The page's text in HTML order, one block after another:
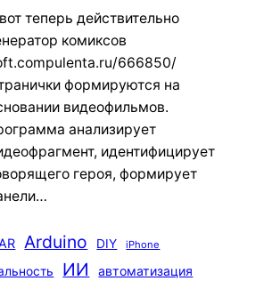
теперь действительно
комиксов
666850/
формируются на
видеофильмов.
анализирует
идентифицирует
героя, формирует
Arduino DIY iPhone
ИИ автоматизация